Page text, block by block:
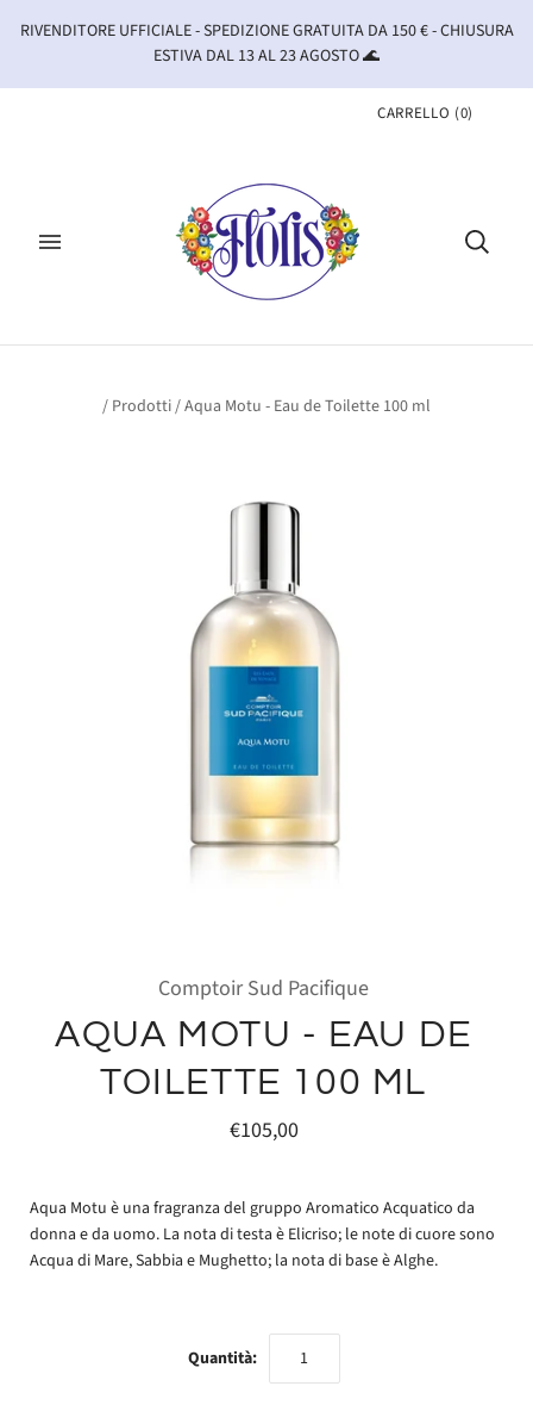
RIVENDITORE UFFICIALE - SPEDIZIONE GRATUITA DA 150 € - CHIUSURA
ESTIVA DAL 13 AL 23 AGOSTO 🌊
CARRELLO (0)
/ Prodotti/Aqua Motu - Eau de Toilette 100 ml
Comptoir Sud Pacifique
AQUA MOTU - EAU DE
TOILETTE 100 ML
€105,00
Aqua Motu è una fragranza del gruppo Aromatico Acquatico da
donna e da uomo. La nota di testa è Elicriso; le note di cuore sono
Acqua di Mare, Sabbia e Mughetto; la nota di base è Alghe.
Quantità: